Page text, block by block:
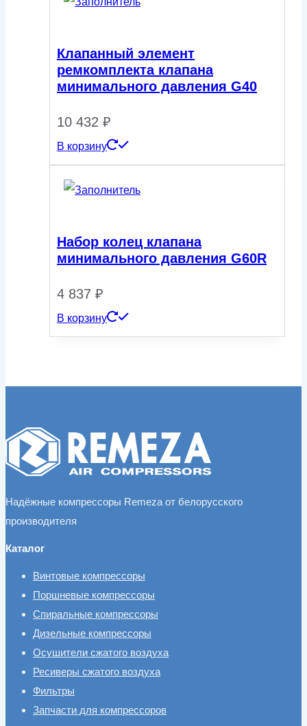
Клапанный элемент
ремкомплекта клапана
минимального давления G40
10 432 ₽
В корзину
Набор колец клапана
минимального давления G60R
4 837 ₽
В корзину
Надёжные компрессоры Remeza от белорусского
производителя
Каталог
Винтовые компрессоры
Поршневые компрессоры
Спиральные компрессоры
Дизельные компрессоры
Осушители сжатого воздуха
Ресиверы сжатого воздуха
Фильтры
Запчасти для компрессоров